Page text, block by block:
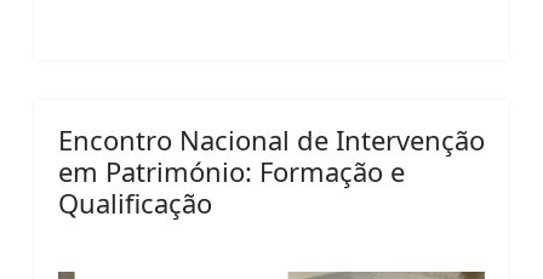
Encontro Nacional de Intervenção
em Património: Formação e
Qualificação